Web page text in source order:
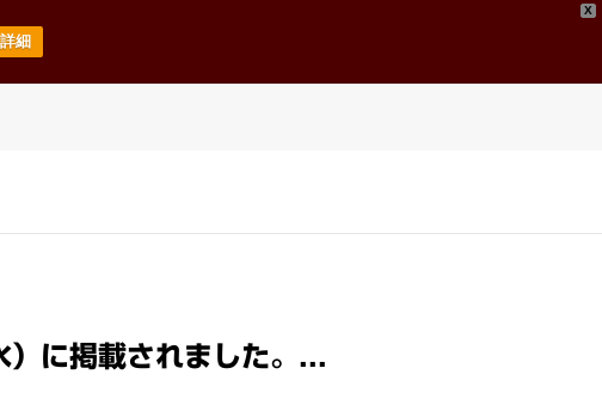
X
詳細
お問い合わせ
に掲載されました。...